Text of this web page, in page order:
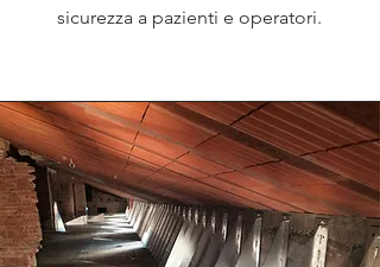
sicurezza a pazienti e operatori.